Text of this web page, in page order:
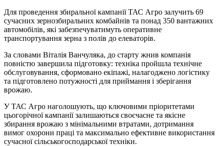
Для проведення збиральної кампанії ТАС Агро залучить 69
сучасних зернозбиральних комбайнів та понад 350 вантажних
автомобілів, які забезпечуватимуть оперативне
транспортування зерна з полів до елеваторів.
За словами Віталія Ванчуляка, до старту жнив компанія
повністю завершила підготовку: техніка пройшла технічне
обслуговування, сформовано екіпажі, налагоджено логістику
та підготовлено потужності для приймання і зберігання
врожаю.
У ТАС Агро наголошують, що ключовими пріоритетами
цьогорічної кампанії залишаються своєчасне та якісне
збирання врожаю з мінімальними втратами, дотримання
вимог охорони праці та максимально ефективне використання
сучасної сільськогосподарської техніки.